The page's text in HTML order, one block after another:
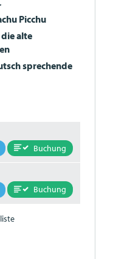
Picchu
alte
sprechende
Buchung
Buchung